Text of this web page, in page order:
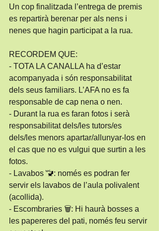
Un cop finalitzada l’entrega de premis
es repartirà berenar per als nens i
nenes que hagin participat a la rua.
RECORDEM QUE:
- TOTA LA CANALLA ha d’estar
acompanyada i són responsabilitat
dels seus familiars. L’AFA no es fa
responsable de cap nena o nen.
- Durant la rua es faran fotos i serà
responsabilitat dels/les tutors/es
dels/les menors apartar/allunyar-los en
el cas que no es vulgui que surtin a les
fotos.
- Lavabos 🚾: només es podran fer
servir els lavabos de l’aula polivalent
(acollida).
- Escombraries 🗑: Hi haurà bosses a
les papereres del pati, només feu servir